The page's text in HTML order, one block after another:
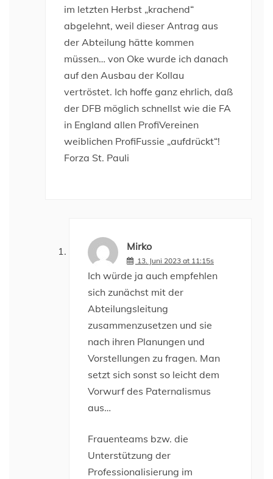
im letzten Herbst „krachend“
abgelehnt, weil dieser Antrag aus
der Abteilung hätte kommen
müssen… von Oke wurde ich danach
auf den Ausbau der Kollau
vertröstet. Ich hoffe ganz ehrlich, daß
der DFB möglich schnellst wie die FA
in England allen ProfiVereinen
weiblichen ProfiFussie „aufdrückt“!
Forza St. Pauli
Mirko
13. Juni 2023 at 11:15s
Ich würde ja auch empfehlen
sich zunächst mit der
Abteilungsleitung
zusammenzusetzen und sie
nach ihren Planungen und
Vorstellungen zu fragen. Man
setzt sich sonst so leicht dem
Vorwurf des Paternalismus
aus…
Frauenteams bzw. die
Unterstützung der
Professionalisierung im